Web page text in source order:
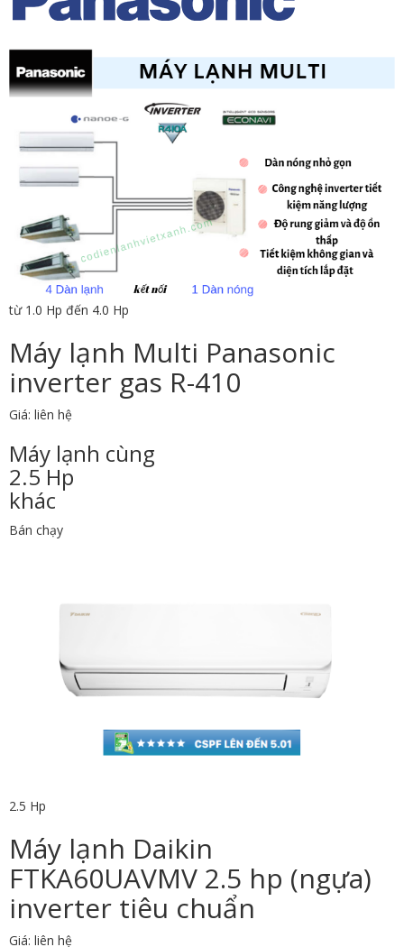
từ 1.0 Hp đến 4.0 Hp
Máy lạnh Multi Panasonic
inverter gas R-410
Giá: liên hệ
Máy lạnh cùng
2.5 Hp
khác
Bán chạy
2.5 Hp
Máy lạnh Daikin
FTKA60UAVMV 2.5 hp (ngựa)
inverter tiêu chuẩn
Giá: liên hệ